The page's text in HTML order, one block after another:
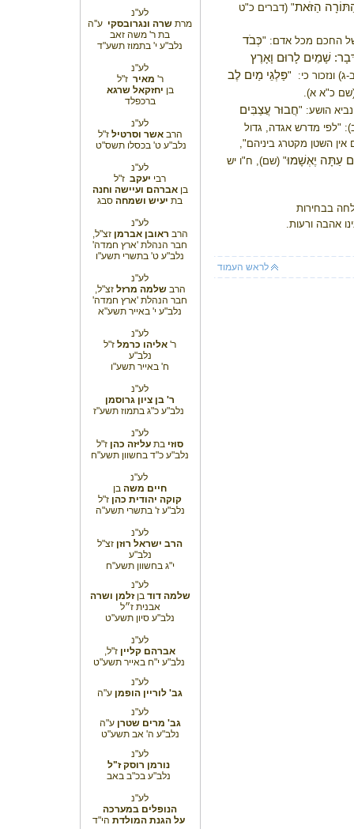
הַזֹּאת" (דברים כ"ט
של החכם מכל אדם: "כְּבֹד
שָׁמַיִם לָרוּם וָאָרֶץ
ונזכור כי: "פַּלְגֵי מַיִם לֶב
כ"א א).
הושע: "חֲבוּר עֲצַבִּים
"לפי מדרש אגדה, גדול
אין השטן מקטרג ביניהם",
עַתָּה יֶאְשָׁמוּ" (שם), ח"ו יש
בבחירות
אהבה ורעות.
לראש העמוד
לע"נ
מרת שרה ונגרובסקי ע''ה
בת ר' משה זאב
נלב"ע י' בתמוז תשע"ד
לע"נ
ר' מאיר ז"ל
בן יחזקאל שרגא
ברכפלד
לע"נ
הרבאשר וסרטיל ז"ל
נלב"ע ט' בכסלו תשס"ט
לע"נ
רבי יעקב ז"ל
בןאברהם ועיישה וחנה
בת יעיש ושמחה סבג
לע"נ
הרב ראובן אברמן זצ"ל,
חבר הנהלת 'ארץ חמדה'
נלב"ע ט' בתשרי תשע"ו
לע"נ
הרב שלמה מרזל זצ"ל,
חבר הנהלת 'ארץ חמדה'
נלב"ע י' באייר תשע"א
לע"נ
ר' אליהו כרמל ז"ל
נלב"ע
ח' באייר תשע"ו
לע"נ
ר' בן ציון גרוסמן
נלב"ע כ"ג בתמוז תשע"ז
לע"נ
סוזי בת עליזה כהן ז"ל
נלב"ע כ"ד בחשוון תשע"ח
לע"נ
חיים משה בן
קוקה יהודית כהן ז"ל
נלב"ע ז' בתשרי תשע"ה
לע"נ
הרב ישראל רוזן זצ"ל
נלב"ע
י"ג בחשוון תשע"ח
לע"נ
שלמה דודבן זלמן ושרה
אבנית ז״ל
נלב"ע סיון תשע"ט
לע"נ
אברהם קליין ז"ל,
נלב"ע י"ח באייר תשע"ט
לע"נ
גב' לוריין הופמן ע"ה
לע"נ
גב' מרים שטרן ע"ה
נלב"ע ה' אב תשע"ט
לע"נ
נורמן רוסק ז"ל
נלב"ע בכ"ב באב
לע"נ
הנופלים במערכה
על הגנת המולדת הי"ד